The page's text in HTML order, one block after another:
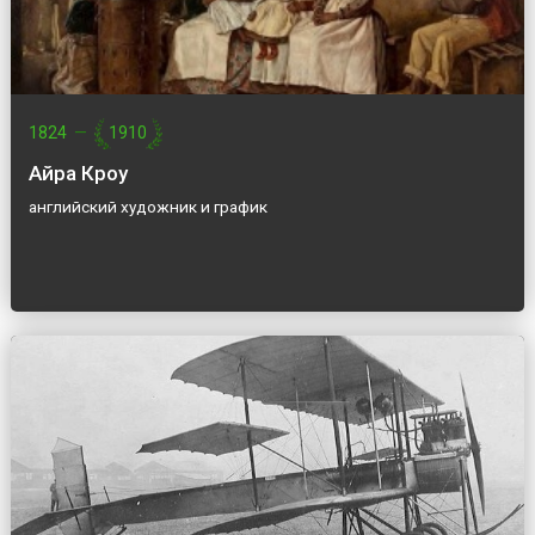
1824 — 1910
Айра Кроу
английский художник и график